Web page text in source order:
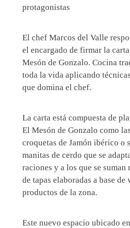
protagonistas
El chef Marcos del Valle
el encargado de firmar la
Mesón de Gonzalo. Cocina
toda la vida aplicando
que domina el chef.
La carta está compuesta de
El Mesón de Gonzalo como
croquetas de Jamón ibérico o
manitas de cerdo que se
raciones y a los que se suman
de tapas elaboradas a base
productos de la zona.
Este nuevo espacio ubicado